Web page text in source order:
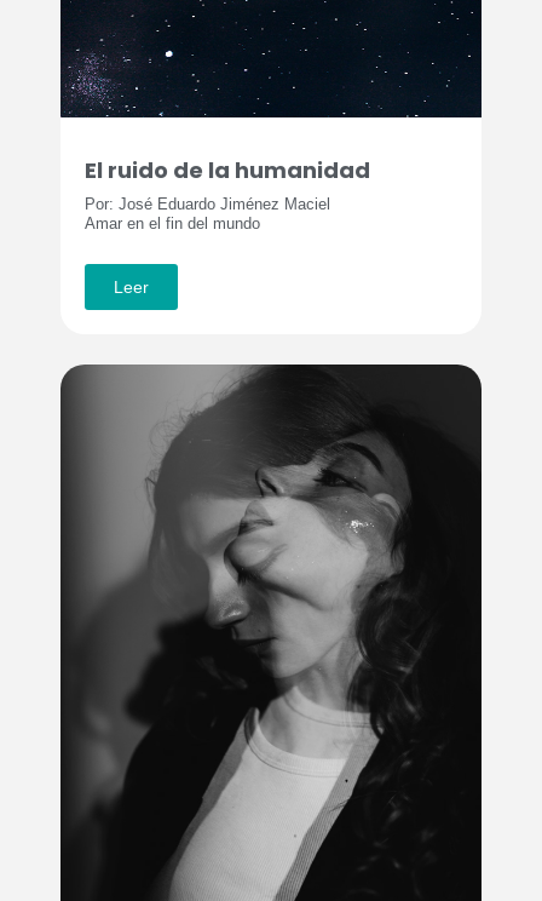
El ruido de la humanidad
Por: José Eduardo Jiménez Maciel
Amar en el fin del mundo
Leer